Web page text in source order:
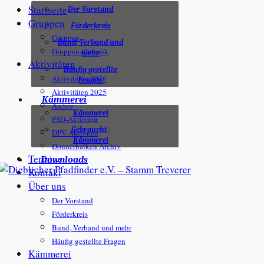
Der Vorstand
Förderkreis
Bund, Verband und
mehr
Häufig gestellte
Fragen
Kämmerei
Kämmerei
Gebraucht-
Kämmerei
Downloads
Startseite
Gruppen
Gruppen
Gruppen-Chronik
Aktivitäten
Aktivitäten 2026
Aktivitäten 2025
Archiv
PSD-Aktionen
DPV-Aktionen
Donnerbalken Archiv
Termine
Kontakt
Über uns
Der Vorstand
Förderkreis
Bund, Verband und mehr
Häufig gestellte Fragen
Kämmerei